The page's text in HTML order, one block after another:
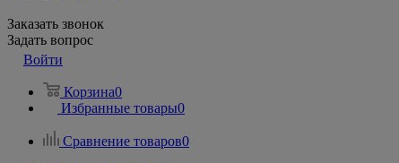
Заказать звонок
Задать вопрос
Войти
Корзина0
Избранные товары0
Сравнение товаров0